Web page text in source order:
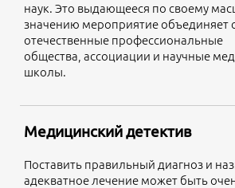
наук. Это выдающееся по своему
значению мероприятие объединяет
отечественные профессиональные
общества, ассоциации и научные
школы.
Медицинский детектив
Поставить правильный диагноз и
адекватное лечение может быть